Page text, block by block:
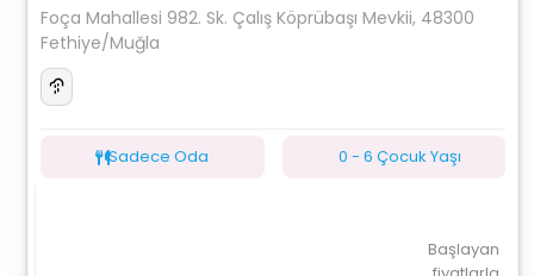
Foça Mahallesi 982. Sk. Çalış Köprübaşı Mevkii, 48300
Fethiye/Muğla
Sadece Oda 0 - 6 Çocuk Yaşı
Başlayan